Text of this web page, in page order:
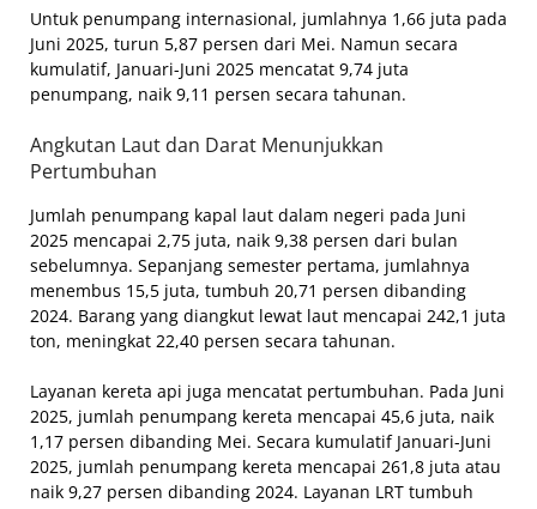
Untuk penumpang internasional, jumlahnya 1,66 juta pada
Juni 2025, turun 5,87 persen dari Mei. Namun secara
kumulatif, Januari-Juni 2025 mencatat 9,74 juta
penumpang, naik 9,11 persen secara tahunan.
Angkutan Laut dan Darat Menunjukkan
Pertumbuhan
Jumlah penumpang kapal laut dalam negeri pada Juni
2025 mencapai 2,75 juta, naik 9,38 persen dari bulan
sebelumnya. Sepanjang semester pertama, jumlahnya
menembus 15,5 juta, tumbuh 20,71 persen dibanding
2024. Barang yang diangkut lewat laut mencapai 242,1 juta
ton, meningkat 22,40 persen secara tahunan.
Layanan kereta api juga mencatat pertumbuhan. Pada Juni
2025, jumlah penumpang kereta mencapai 45,6 juta, naik
1,17 persen dibanding Mei. Secara kumulatif Januari-Juni
2025, jumlah penumpang kereta mencapai 261,8 juta atau
naik 9,27 persen dibanding 2024. Layanan LRT tumbuh